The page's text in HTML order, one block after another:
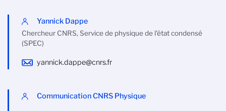
Yannick Dappe
Chercheur CNRS, Service de physique de l'état condensé
(SPEC)
yannick.dappe@cnrs.fr
Communication CNRS Physique